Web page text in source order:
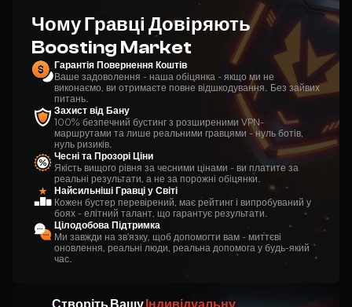
Чому Гравці Довіряють
Boosting Market
Гарантія Повернення Коштів
Ваше задоволення - наша обіцянка - якщо ми не
виконаємо, ви отримаєте повне відшкодування. Без зайвих
питань.
Захист від Бану
100% безпечний бустинг з розширеними VPN-
маршрутами та лише реальними гравцями - нуль ботів,
нуль ризиків.
Чесні та Прозорі Ціни
Якість вищого рівня за чесними цінами - ви платите за
реальні результати, а не за порожні обіцянки.
Найсильніші Гравці у Світі
Кожен бустер перевірений, має рейтинг і випробуваний у
боях - елітний талант, що гарантує результати.
Цілодобова Підтримка
Ми завжди на зв'язку, щоб допомогти вам - миттєві
оновлення, реальні люди, реальна допомога у будь-який
час.